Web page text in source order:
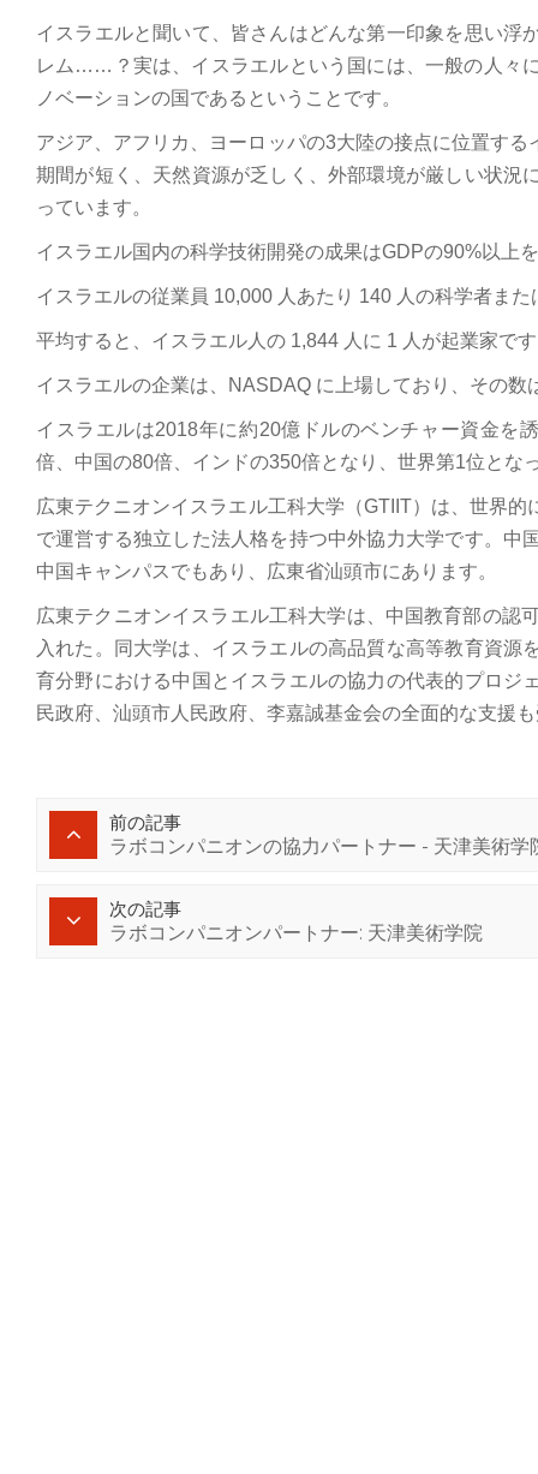
イスラエルと聞いて、皆さんはどんな第一印象を思い
レム……？実は、イスラエルという国には、一般の人々
ノベーションの国であるということです。
アジア、アフリカ、ヨーロッパの3大陸の接点に位置す
期間が短く、天然資源が乏しく、外部環境が厳しい状況
っています。
イスラエル国内の科学技術開発の成果はGDPの90%以上
イスラエルの従業員 10,000 人あたり 140 人の科学者また
平均すると、イスラエル人の 1,844 人に 1 人が起業家で
イスラエルの企業は、NASDAQ に上場しており、その
イスラエルは2018年に約20億ドルのベンチャー資金を
倍、中国の80倍、インドの350倍となり、世界第1位とな
広東テクニオンイスラエル工科大学（GTIIT）は、世界
で運営する独立した法人格を持つ中外協力大学です。
中国キャンパスでもあり、広東省汕頭市にあります。
広東テクニオンイスラエル工科大学は、中国教育部の認
入れた。同大学は、イスラエルの高品質な高等教育資
育分野における中国とイスラエルの協力の代表的プロジ
民政府、汕頭市人民政府、李嘉誠基金会の全面的な支援
前の記事
ラボコンパニオンの協力パートナー - 天津美術学
次の記事
ラボコンパニオンパートナー: 天津美術学院